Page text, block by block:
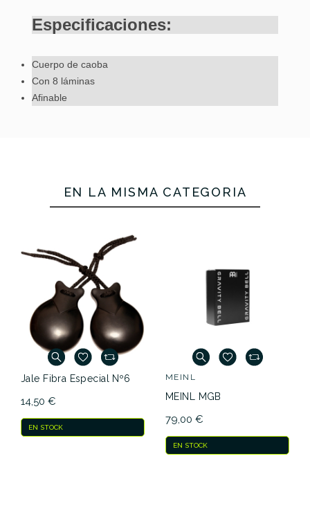
Especificaciones:
Cuerpo de caoba
Con 8 láminas
Afinable
Jale Fibra
Jale Fibra
14,50 € 10,50 € 9,10 €
EN LA MISMA CATEGORÍA
Jale Fibra Especial Nº6
14,50 €
EN STOCK
MEINL
MEINL MGB
79,00 €
EN STOCK